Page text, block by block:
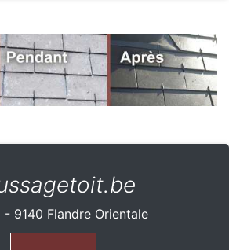
9140 Flandre Orientale